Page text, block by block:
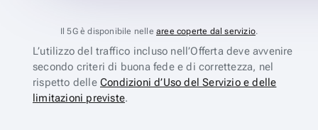
Il 5G è disponibile nelle aree coperte dal servizio.
L’utilizzo del traffico incluso nell’Offerta deve avvenire
secondo criteri di buona fede e di correttezza, nel
rispetto delle Condizioni d’Uso del Servizio e delle
limitazioni previste.